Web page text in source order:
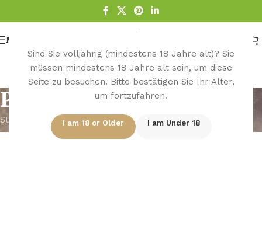
Sind Sie volljährig (mindestens 18 Jahre alt)? Sie
müssen mindestens 18 Jahre alt sein, um diese
Seite zu besuchen. Bitte bestätigen Sie Ihr Alter,
um fortzufahren.
I am 18 or Older I am Under 18
Menu
Payment
Startseite Payment